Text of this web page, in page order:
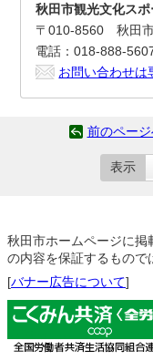
秋田市観光文化ス
〒010-8560 秋田
電話：018-888-
お問い合わせは
前のペー
表示
秋田市ホームページに掲
の内容を保証するもので
[バナー広告について]